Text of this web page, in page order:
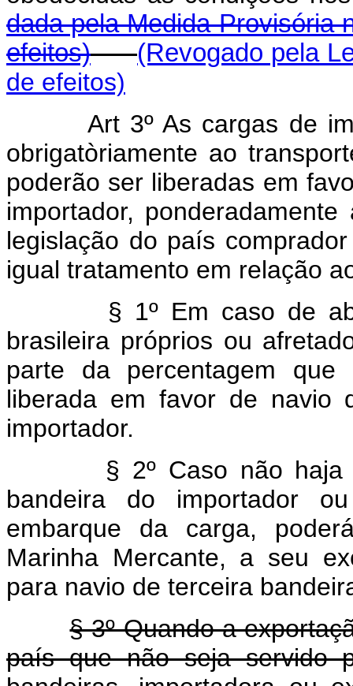
dada pela Medida Provisória
efeitos)
(Revogado pela
de efeitos)
Art 3º As cargas de
obrigatòriamente ao
poderão ser liberadas em
importador,
legislação do país
igual tratamento em relação
§ 1º Em caso de
brasileira próprios ou
parte da percentagem
liberada em favor de navio
importador.
§ 2º Caso não
bandeira do importador
embarque da carga,
Marinha Mercante, a seu
para navio de terceira
§ 3º Quando a
país que não seja servido